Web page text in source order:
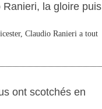
la gloire puis
Claudio Ranieri a tout
ont scotchés en